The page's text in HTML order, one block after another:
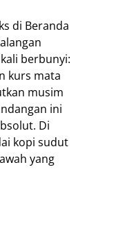
di Beranda
berbunyi:
kurs mata
musim
ini
Di
kopi sudut
yang